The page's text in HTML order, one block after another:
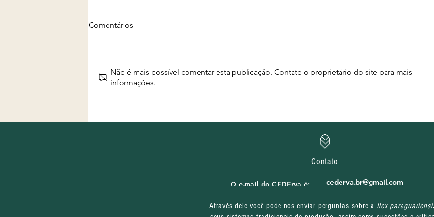
Projeto "Água, Terra e
mês de execução com
CEDErva divulga
e cronograma de entrevistas
de processos seletivos do
projeto Água, Terra e Futuro
Comentários
Não é mais possível comentar esta publicação. Contate o proprietário do site para mais
informações.
Contato
O e-mail do CEDErva é: cederva.br@gmail.com
Através dele você pode nos enviar perguntas sobre a Ilex